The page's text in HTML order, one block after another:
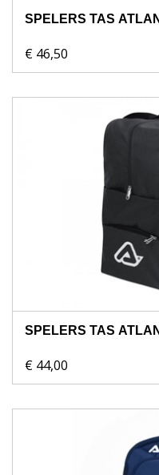
SPELERS TAS
€ 46,50
SPELERS TAS
€ 44,00